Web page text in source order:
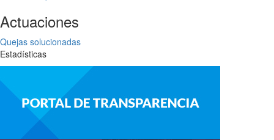
Actuaciones
Quejas solucionadas
Estadísticas